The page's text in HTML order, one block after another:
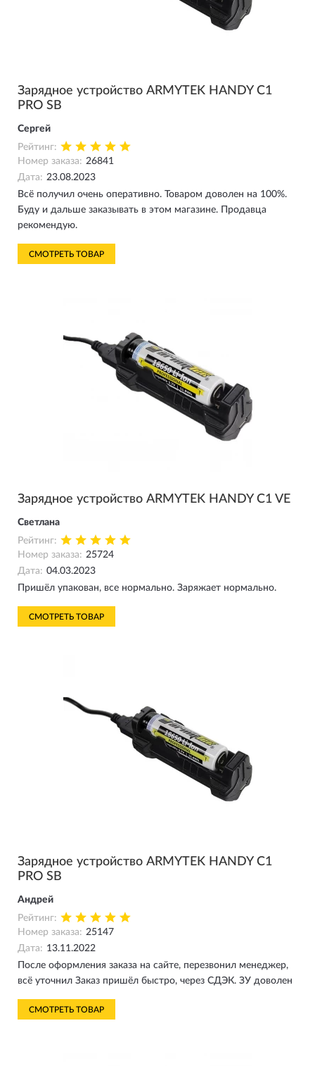
Зарядное устройство ARMYTEK HANDY C1
PRO SB
Сергей
Рейтинг:
Номер заказа: 26841
Дата: 23.08.2023
Всё получил очень оперативно. Товаром доволен на 100%.
Буду и дальше заказывать в этом магазине. Продавца
рекомендую.
СМОТРЕТЬ ТОВАР
Зарядное устройство ARMYTEK HANDY C1 VE
Светлана
Рейтинг:
Номер заказа: 25724
Дата: 04.03.2023
Пришёл упакован, все нормально. Заряжает нормально.
СМОТРЕТЬ ТОВАР
Зарядное устройство ARMYTEK HANDY C1
PRO SB
Андрей
Рейтинг:
Номер заказа: 25147
Дата: 13.11.2022
После оформления заказа на сайте, перезвонил менеджер,
всё уточнил Заказ пришёл быстро, через СДЭК. ЗУ доволен
СМОТРЕТЬ ТОВАР